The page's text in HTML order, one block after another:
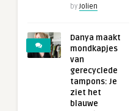
byJolien
Danya maakt
mondkapjes
van
gerecyclede
tampons: Je
ziet het
blauwe